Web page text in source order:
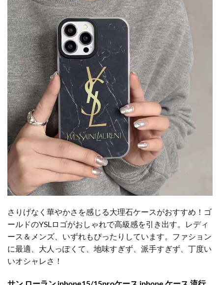
さりげなく華やかさを感じる大理石ケースがおすすめ！ゴ
ールドのYSLロゴがおしゃれで高級感を引き出す。レディ
ース＆メンズ、いずれもぴったりしています。ファション
に最適、大人っぽくて、地味すぎず、派手すぎず、丁度い
いオシャレさ！